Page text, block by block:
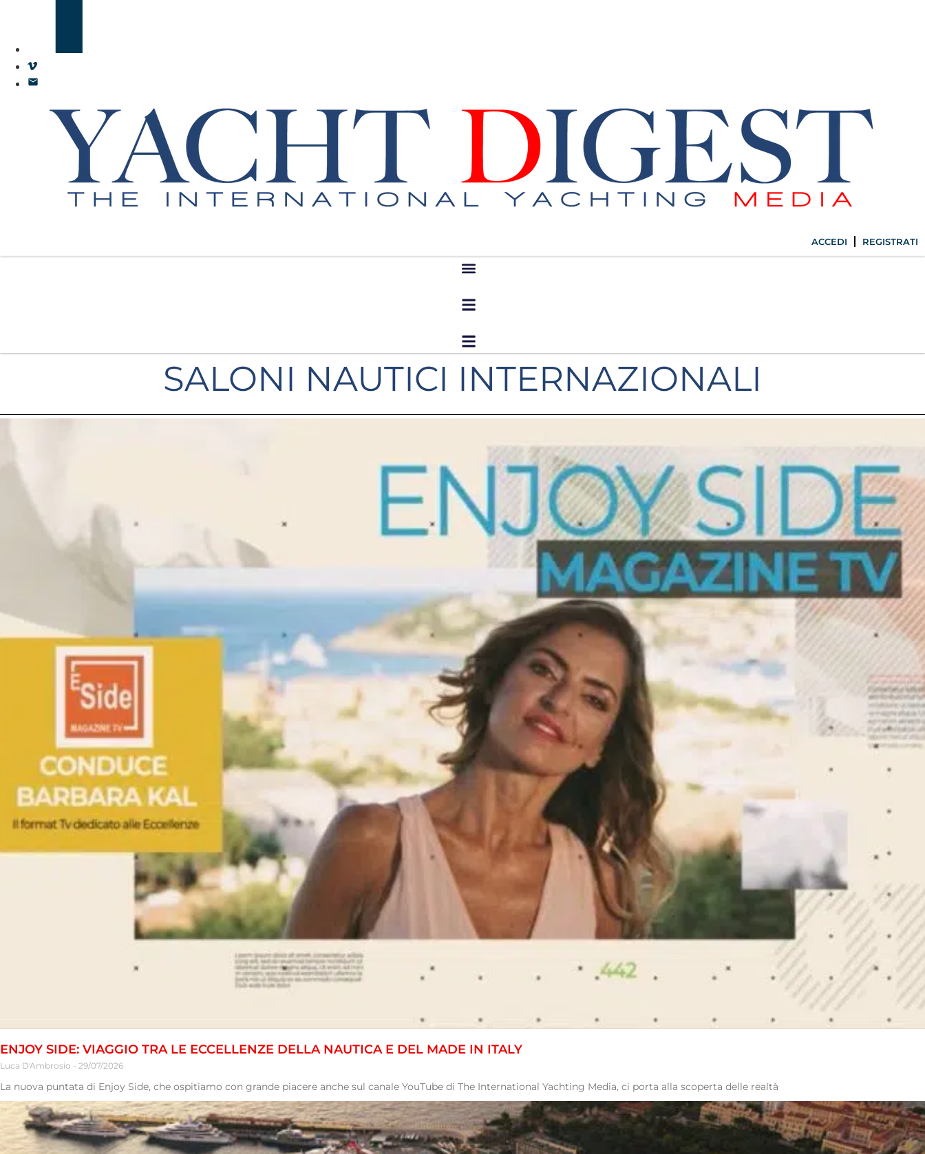
ACCEDI REGISTRATI
SALONI NAUTICI INTERNAZIONALI
ENJOY SIDE: VIAGGIO TRA LE ECCELLENZE DELLA NAUTICA E DEL MADE IN ITALY
Luca D'Ambrosio 29/07/2026
La nuova puntata di Enjoy Side, che ospitiamo con grande piacere anche sul canale YouTube di The International Yachting Media, ci porta alla scoperta delle realtà